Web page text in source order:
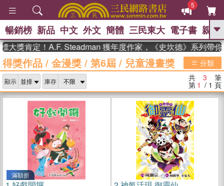
5
GO
熱搜： 東野圭吾 、 高希均教授回憶錄
、 The Odyssey 、 父親節 、 如果歷
國際布克
獎 臺灣漫遊錄 、 方念華 、 台灣的李
數學女孩：黎曼猜想
偉大的迷走神經
暢銷榜 新品 中文 外文 簡體 三民東大 電子書 親子
大獎肯定！A.F. Steadman 獲年度作家，《史坎德》系列帶你
得獎作品 / 金漫獎 / 第6屆 / 兒童漫畫獎 分類
顯示 庫存 共 3 筆
第 1 / 1 頁
滿額折